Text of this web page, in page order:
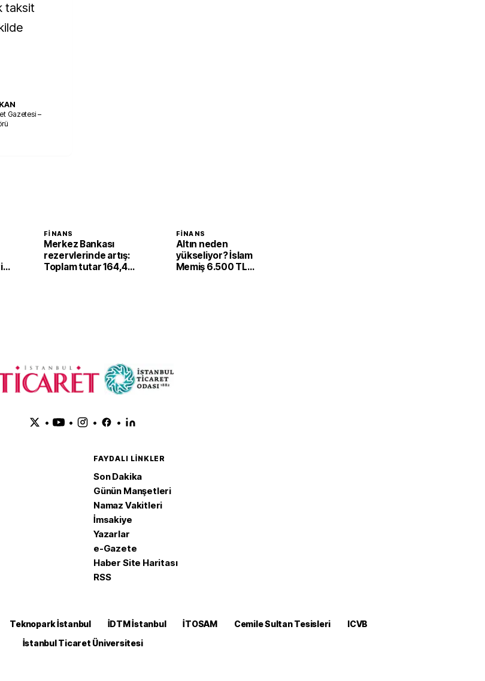
taksit
Gazetesi –
FINANS
Merkez Bankası
rezervlerinde artış:
Toplam tutar 164,4
FINANS
Altın neden
yükseliyor? İslam
Memiş 6.500 TL
• • • •
FAYDALI LINKLER
Son Dakika
Günün Manşetleri
Namaz Vakitleri
İmsakiye
Yazarlar
e-Gazete
Haber Site Haritası
RSS
Teknopark İstanbul İDTM İstanbul İTOSAM Cemile Sultan Tesisleri
ICVB
İstanbul Ticaret Üniversitesi